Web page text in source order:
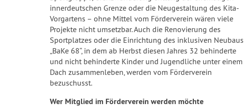
innerdeutschen Grenze oder die Neugestaltung des Kita-
Vorgartens – ohne Mittel vom Förderverein wären viele
Projekte nicht umsetzbar. Auch die Renovierung des
Sportplatzes oder die Einrichtung des inklusiven Neubaus
„BaKe 68“, in dem ab Herbst diesen Jahres 32 behinderte
und nicht behinderte Kinder und Jugendliche unter einem
Dach zusammenleben, werden vom Förderverein
bezuschusst.
Wer Mitglied im Förderverein werden möchte